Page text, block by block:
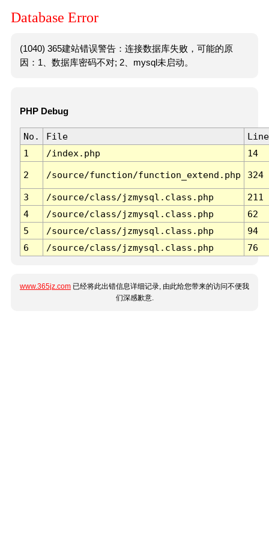
Database Error
(1040) 365建站错误警告：连接数据库失败，可能的原
因：1、数据库密码不对; 2、mysql未启动。
PHP Debug
No. File
Line
1
/index.php 14
2 /source/function/function_extend.php 324
3 /source/class/jzmysql.class.php
211
4
/source/class/jzmysql.class.php
62
5
/source/class/jzmysql.class.php
94
6
/source/class/jzmysql.class.php 76
www.365jz.com 已经将此出错信息详细记录, 由此给您带来的访问不便我
们深感歉意.